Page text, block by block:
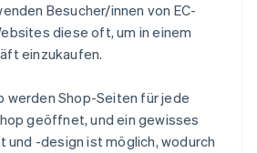
Besucher/innen von EC-
diese oft, um in einem
einzukaufen.
werden Shop-Seiten für jede
geöffnet, und ein gewisses
und -design ist möglich, wodurch